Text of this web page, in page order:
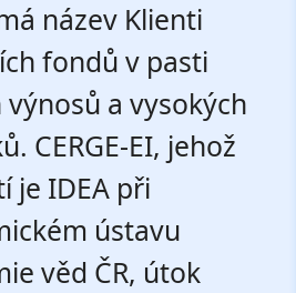
název Klienti
fondů v pasti
výnosů a vysokých
CERGE-EI, jehož
je IDEA při
ústavu
věd ČR, útok